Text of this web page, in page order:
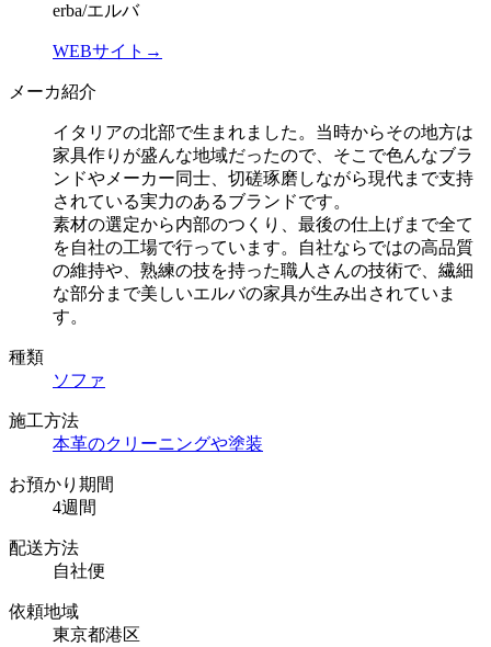
erba/エルバ
WEBサイト→
メーカ紹介
イタリアの北部で生まれました。当時からその地方は
家具作りが盛んな地域だったので、そこで色んなブラ
ンドやメーカー同士、切磋琢磨しながら現代まで支持
されている実力のあるブランドです。
素材の選定から内部のつくり、最後の仕上げまで全て
を自社の工場で行っています。自社ならではの高品質
の維持や、熟練の技を持った職人さんの技術で、繊細
な部分まで美しいエルバの家具が生み出されていま
す。
種類
ソファ
施工方法
本革のクリーニングや塗装
お預かり期間
4週間
配送方法
自社便
依頼地域
東京都港区